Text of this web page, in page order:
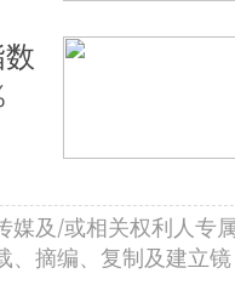
媒及/或相关权利人专
、摘编、复制及建立镜